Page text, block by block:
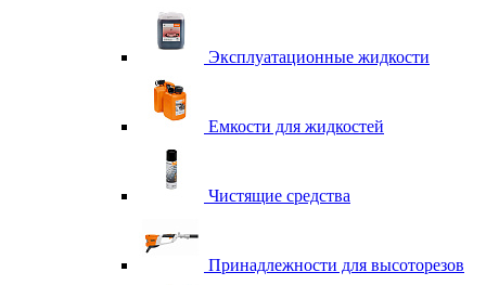
Эксплуатационные жидкости
Емкости для жидкостей
Чистящие средства
Принадлежности для высоторезов